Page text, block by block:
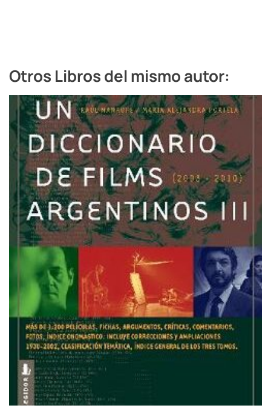
Otros Libros del mismo autor: